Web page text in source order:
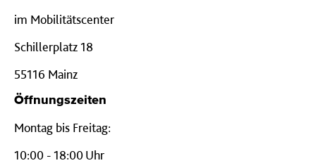
im Mobilitätscenter
Schillerplatz 18
55116 Mainz
Öffnungszeiten
Montag bis Freitag:
10:00 - 18:00 Uhr